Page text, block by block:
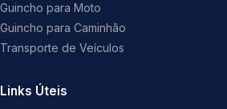
Guincho para Moto
Guincho para Caminhão
Transporte de Veículos
Links Úteis